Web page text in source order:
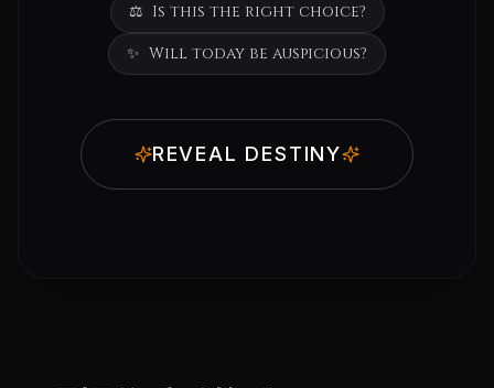
⚖️ Is this the right choice?
✨ Will today be auspicious?
REVEAL DESTINY